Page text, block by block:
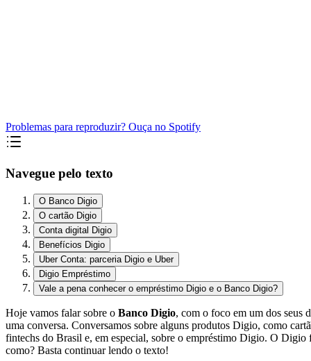
Problemas para reproduzir? Ouça no Spotify
Navegue pelo texto
O Banco Digio
O cartão Digio
Conta digital Digio
Benefícios Digio
Uber Conta: parceria Digio e Uber
Digio Empréstimo
Vale a pena conhecer o empréstimo Digio e o Banco Digio?
Hoje vamos falar sobre o Banco Digio, com o foco em um dos seus
uma conversa. Conversamos sobre alguns produtos Digio, como
fintechs do Brasil e, em especial, sobre o empréstimo Digio. O Digio
como? Basta continuar lendo o texto!